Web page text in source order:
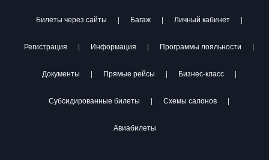
Билеты через сайты | Багаж | Личный кабинет |
Регистрация | Информация | Программы лояльности |
Документы | Прямые рейсы | Бизнес-класс |
Субсидированные билеты | Схемы салонов |
Авиабилеты